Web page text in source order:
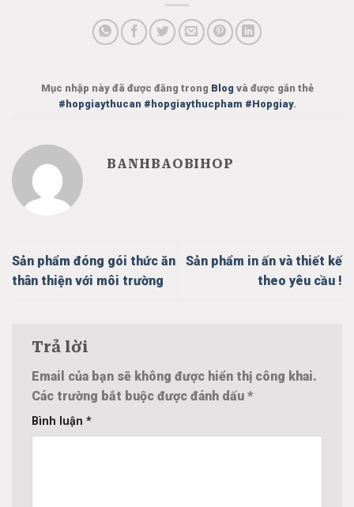
Mục nhập này đã được đăng trong Blog và được gắn thẻ
#hopgiaythucan #hopgiaythucpham #Hopgiay.
BANHBAOBIHOP
Sản phẩm đóng gói thức ăn
thân thiện với môi trường
Sản phẩm in ấn và thiết kế
theo yêu cầu !
Trả lời
Email của bạn sẽ không được hiển thị công khai.
Các trường bắt buộc được đánh dấu *
Bình luận *